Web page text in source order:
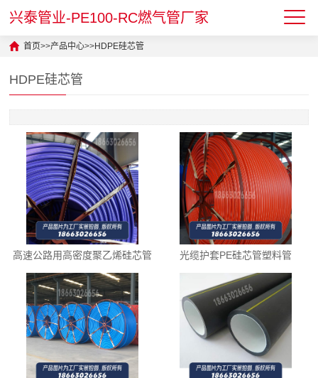
兴泰管业-PE100-RC燃气管厂家
首页>>产品中心>>HDPE硅芯管
HDPE硅芯管
高速公路用高密度聚乙烯硅芯管 光缆护套PE硅芯管塑料管